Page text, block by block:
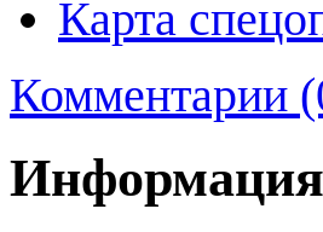
Карта
Комментарии
Информация